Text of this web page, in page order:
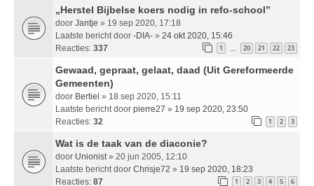
„Herstel Bijbelse koers nodig in refo-school”
door Jantje » 19 sep 2020, 17:18
Laatste bericht door -DIA- » 24 okt 2020, 15:46
Reacties: 337 1 … 20 21 22 23
Gewaad, gepraat, gelaat, daad (Uit Gereformeerde
Gemeenten)
door Bertiel » 18 sep 2020, 15:11
Laatste bericht door pierre27 » 19 sep 2020, 23:50
Reacties: 32 1 2 3
Wat is de taak van de diaconie?
door Unionist » 20 jun 2005, 12:10
Laatste bericht door Chrisje72 » 19 sep 2020, 18:23
Reacties: 87 1 2 3 4 5 6